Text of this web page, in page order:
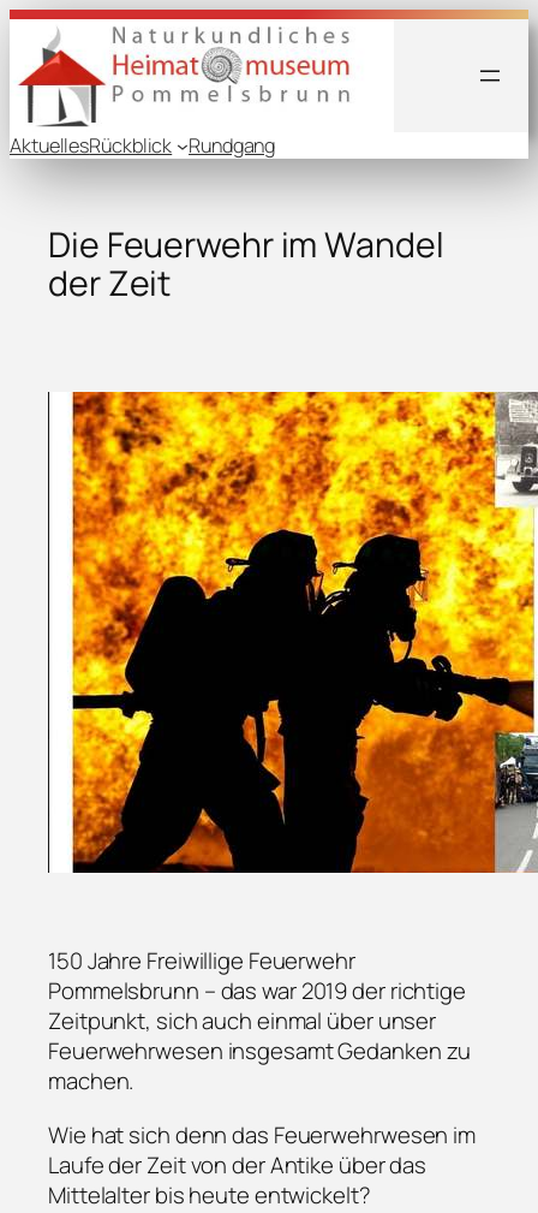
AktuellesRückblick Rundgang
Die Feuerwehr im Wandel
der Zeit
150 Jahre Freiwillige Feuerwehr
Pommelsbrunn – das war 2019 der richtige
Zeitpunkt, sich auch einmal über unser
Feuerwehrwesen insgesamt Gedanken zu
machen.
Wie hat sich denn das Feuerwehrwesen im
Laufe der Zeit von der Antike über das
Mittelalter bis heute entwickelt?